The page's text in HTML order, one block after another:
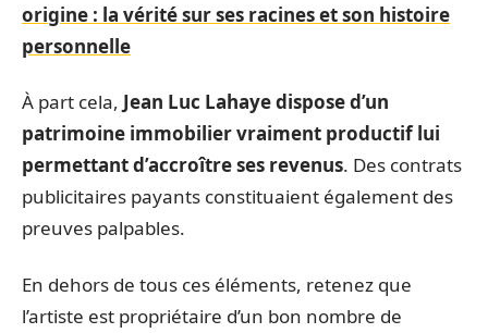
origine : la vérité sur ses racines et son histoire
personnelle
À part cela, Jean Luc Lahaye dispose d’un
patrimoine immobilier vraiment productif lui
permettant d’accroître ses revenus. Des contrats
publicitaires payants constituaient également des
preuves palpables.
En dehors de tous ces éléments, retenez que
l’artiste est propriétaire d’un bon nombre de